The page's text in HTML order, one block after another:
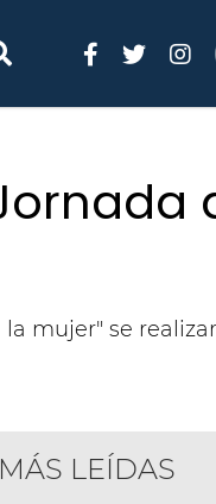
mujer" se
LEÍDAS